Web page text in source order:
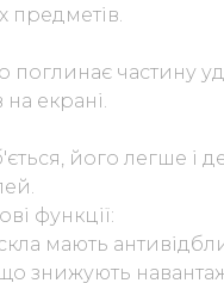
предметів.
поглинає частину
екрані.
його легше і
функції:
мають
знижують